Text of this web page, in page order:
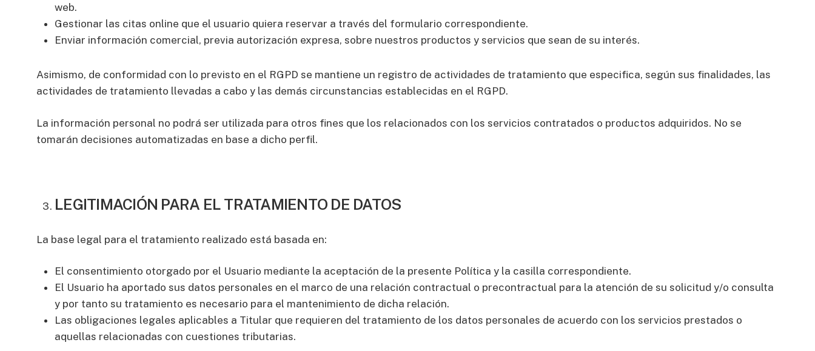
web.
Gestionar las citas online que el usuario quiera reservar a través del formulario correspondiente.
Enviar información comercial, previa autorización expresa, sobre nuestros productos y servicios que sean de su interés.
Asimismo, de conformidad con lo previsto en el RGPD se mantiene un registro de actividades de tratamiento que especifica, según sus finalidades, las
actividades de tratamiento llevadas a cabo y las demás circunstancias establecidas en el RGPD.
La información personal no podrá ser utilizada para otros fines que los relacionados con los servicios contratados o productos adquiridos. No se
tomarán decisiones automatizadas en base a dicho perfil.
LEGITIMACIÓN PARA EL TRATAMIENTO DE DATOS
La base legal para el tratamiento realizado está basada en:
El consentimiento otorgado por el Usuario mediante la aceptación de la presente Política y la casilla correspondiente.
El Usuario ha aportado sus datos personales en el marco de una relación contractual o precontractual para la atención de su solicitud y/o consulta
y por tanto su tratamiento es necesario para el mantenimiento de dicha relación.
Las obligaciones legales aplicables a Titular que requieren del tratamiento de los datos personales de acuerdo con los servicios prestados o
aquellas relacionadas con cuestiones tributarias.